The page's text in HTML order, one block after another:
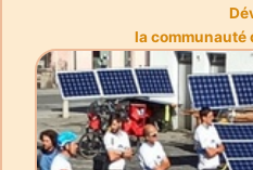
la